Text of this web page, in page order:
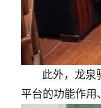
此外，龙泉
平台的功能作用